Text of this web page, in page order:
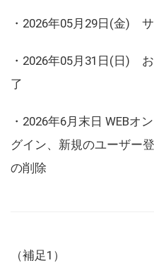
・2026年05月29日(金)
・2026年05月31日(日)
了
・2026年6月末日 WEBオ
グイン、新規のユーザー
の削除
（補足1）